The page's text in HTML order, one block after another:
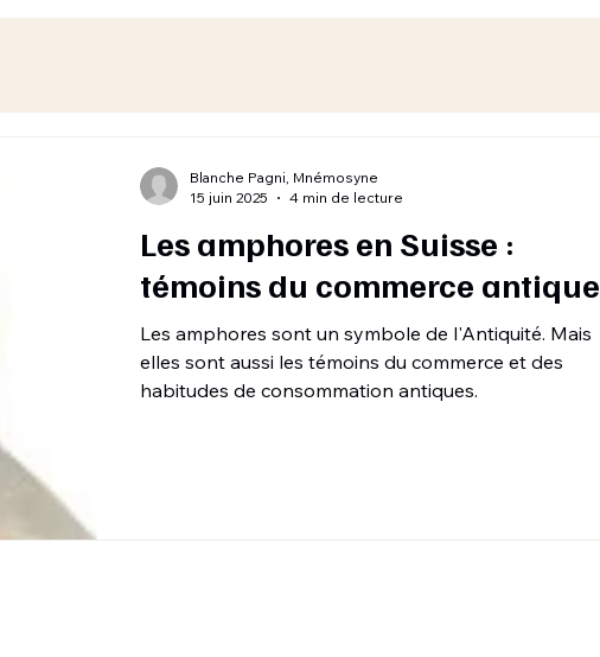
Les amphores en Suisse :
témoins du commerce antique
Les amphores sont un symbole de l'Antiquité. Mais
elles sont aussi les témoins du commerce et des
habitudes de consommation antiques.
Blanche Pagni, Mnémosyne
15 juin 2025
4 min de lecture